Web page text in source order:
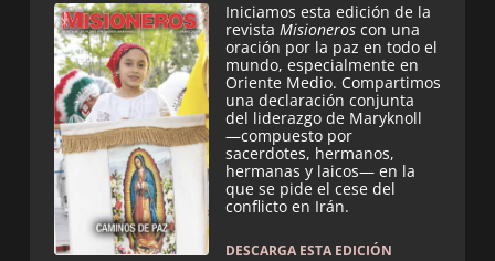
Iniciamos esta edición de la
revista Misioneros con una
oración por la paz en todo el
mundo, especialmente en
Oriente Medio. Compartimos
una declaración conjunta
del liderazgo de Maryknoll
—compuesto por
sacerdotes, hermanos,
hermanas y laicos— en la
que se pide el cese del
conflicto en Irán.
DESCARGA ESTA EDICIÓN